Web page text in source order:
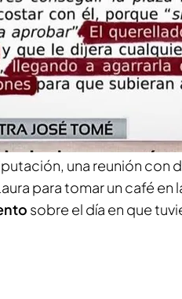
unaquerella
y actual alcalde de
de un presunto
de la función pública.
contra Tomé
Tomé Roca, mantuvo en
una reunión con
para tomar un café en
sobre el día en que